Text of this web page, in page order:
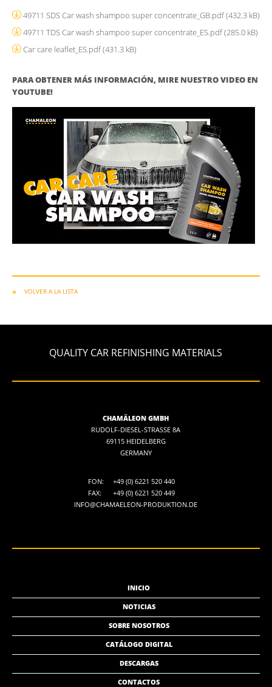
49711 SDS Car wash shampoo super concentrate_GB.pdf(432.3 kB)
49711 TDS Car wash shampoo super concentrate_ES.pdf(285.0 kB)
Car care leaflet_ES.pdf(431.3 kB)
PARA OBTENER MÁS INFORMACIÓN, MIRE NUESTRO VIDEO EN
YOUTUBE!
VOLVER A LA LISTA
QUALITY CAR REFINISHING MATERIALS
CHAMÄLEON GMBH
RUDOLF-DIESEL-STRASSE 8A
69115 HEIDELBERG
GERMANY
FON:
+49 (0) 6221 520 440
FAX:
+49 (0) 6221 520 449
INFO@CHAMAELEON-PRODUKTION.DE
INICIO
NOTICIAS
SOBRE NOSOTROS
CATÁLOGO DIGITAL
DESCARGAS
CONTACTOS